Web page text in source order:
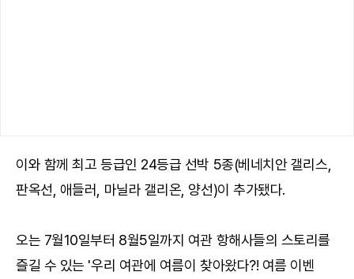
이와 함께 최고 등급인 24등급 선박 5종(베네치안 갤리스,
판옥선, 애들러, 마닐라 갤리온, 양선)이 추가됐다.
오는 7월10일부터 8월5일까지 여관 항해사들의 스토리를
즐길 수 있는 '우리 여관에 여름이 찾아왔다?! 여름 이벤